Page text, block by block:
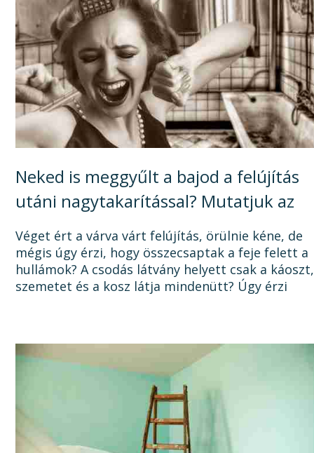
Neked is meggyűlt a bajod a felújítás
utáni nagytakarítással? Mutatjuk az
okát, és a megoldást!
Véget ért a várva várt felújítás, örülnie kéne, de
mégis úgy érzi, hogy összecsaptak a feje felett a
hullámok? A csodás látvány helyett csak a káoszt,
szemetet és a kosz látja mindenütt? Úgy érzi